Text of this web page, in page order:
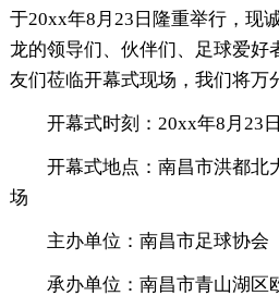
于20xx年8月23日隆重举行，现
龙的领导们、伙伴们、足球爱好
友们莅临开幕式现场，我们将万
开幕式时刻：20xx年8月23
开幕式地点：南昌市洪都北
场
主办单位：南昌市足球协会
承办单位：南昌市青山湖区